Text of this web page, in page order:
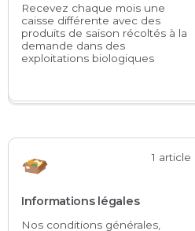
Recevez chaque mois une
caisse différente avec des
produits de saison récoltés à la
demande dans des
exploitations biologiques
1 article
Informations légales
Nos conditions générales,